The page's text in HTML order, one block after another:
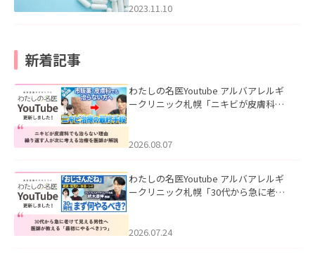
2023.11.10
新着記事
わたしの名医Youtube アルバアレルギ
ークリニック札幌「ニキビが皮膚科で
ました。
2026.08.07
わたしの名医Youtube アルバアレルギ
ークリニック札幌「30代から急に老け
た。
2026.07.24